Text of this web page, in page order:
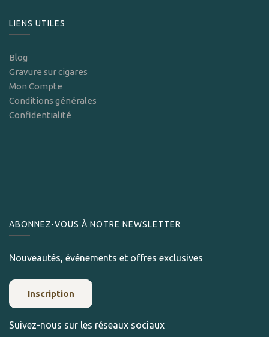
LIENS UTILES
Blog
Gravure sur cigares
Mon Compte
Conditions générales
Confidentialité
ABONNEZ-VOUS À NOTRE NEWSLETTER
Nouveautés, événements et offres exclusives
Inscription
Suivez-nous sur les réseaux sociaux